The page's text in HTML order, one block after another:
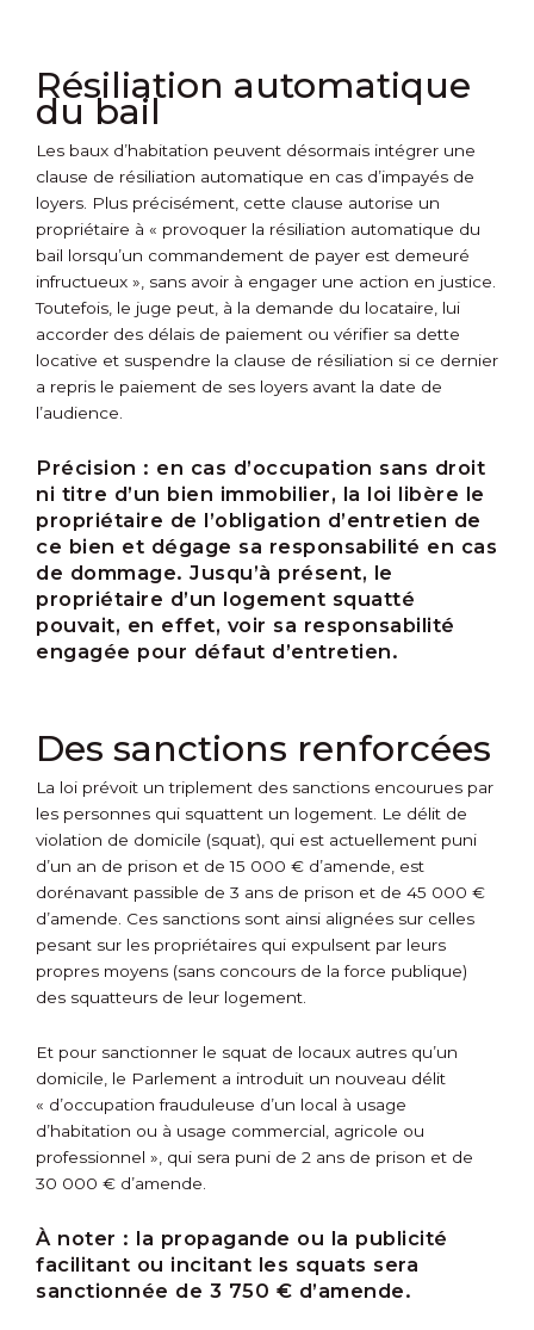
Résiliation automatique
du bail
Les baux d’habitation peuvent désormais intégrer une
clause de résiliation automatique en cas d’impayés de
loyers. Plus précisément, cette clause autorise un
propriétaire à « provoquer la résiliation automatique du
bail lorsqu’un commandement de payer est demeuré
infructueux », sans avoir à engager une action en justice.
Toutefois, le juge peut, à la demande du locataire, lui
accorder des délais de paiement ou vérifier sa dette
locative et suspendre la clause de résiliation si ce dernier
a repris le paiement de ses loyers avant la date de
l’audience.
Précision : en cas d’occupation sans droit
ni titre d’un bien immobilier, la loi libère le
propriétaire de l’obligation d’entretien de
ce bien et dégage sa responsabilité en cas
de dommage. Jusqu’à présent, le
propriétaire d’un logement squatté
pouvait, en effet, voir sa responsabilité
engagée pour défaut d’entretien.
Des sanctions renforcées
La loi prévoit un triplement des sanctions encourues par
les personnes qui squattent un logement. Le délit de
violation de domicile (squat), qui est actuellement puni
d’un an de prison et de 15 000 € d’amende, est
dorénavant passible de 3 ans de prison et de 45 000 €
d’amende. Ces sanctions sont ainsi alignées sur celles
pesant sur les propriétaires qui expulsent par leurs
propres moyens (sans concours de la force publique)
des squatteurs de leur logement.
Et pour sanctionner le squat de locaux autres qu’un
domicile, le Parlement a introduit un nouveau délit
« d’occupation frauduleuse d’un local à usage
d’habitation ou à usage commercial, agricole ou
professionnel », qui sera puni de 2 ans de prison et de
30 000 € d’amende.
À noter : la propagande ou la publicité
facilitant ou incitant les squats sera
sanctionnée de 3 750 € d’amende.